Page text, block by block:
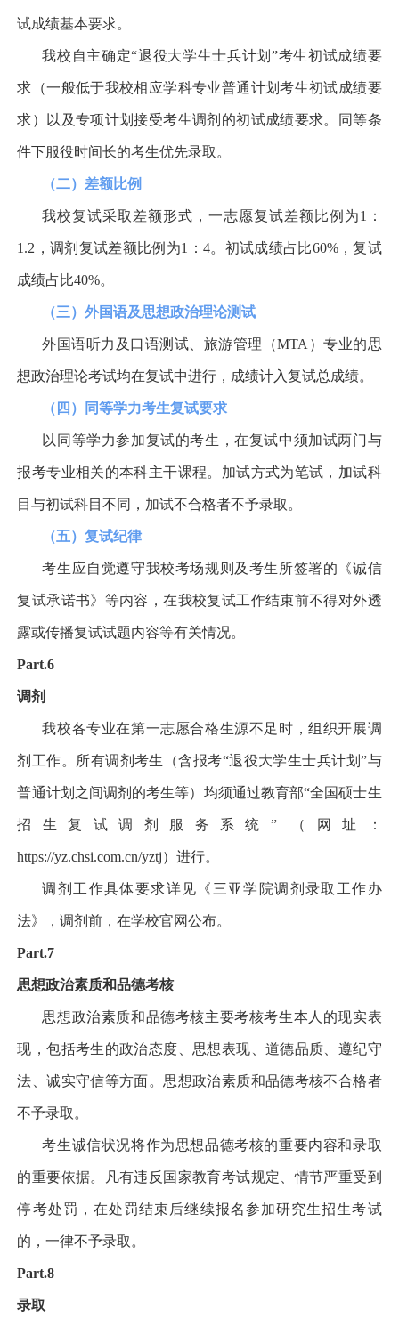
试成绩基本要求。
我校自主确定“退役大学生士兵计划 ”考生初试成绩要
求（一般低于我校相应学科专业普通计划考生初试成绩要
求）以及专项计划接受考生调剂的初试成绩要求。同等条
件下服役时间长的考生优先录取。
（二）差额比例
我校复试采取差额形式，一志愿复试差额比例为1 ：
1.2 ，调剂复试差额比例为1 ： 4。初试成绩占比60%，复试
成绩占比40%。
（三）外国语及思想政治理论测试
外国语听力及口语测试、旅游管理（MTA ）专业的思
想政治理论考试均在复试中进行，成绩计入复试总成绩。
（四）同等学力考生复试要求
以同等学力参加复试的考生，在复试中须加试两门与
报考专业相关的本科主干课程。加试方式为笔试，加试科
目与初试科目不同，加试不合格者不予录取。
（五）复试纪律
考生应自觉遵守我校考场规则及考生所签署的《诚信
复试承诺书》等内容，在我校复试工作结束前不得对外透
露或传播复试试题内容等有关情况。
Part.6
调剂
我校各专业在第一志愿合格生源不足时，组织开展调
剂工作。所有调剂考生（含报考“退役大学生士兵计划”与
普通计划之间调剂的考生等）均须通过教育部“全国硕士生
招生复试调剂服务系统 ” （网址：
https://yz.chsi.com.cn/yztj）进行。
调剂工作具体要求详见《三亚学院调剂录取工作办
法》，调剂前，在学校官网公布。
Part.7
思想政治素质和品德考核
思想政治素质和品德考核主要考核考生本人的现实表
现，包括考生的政治态度、思想表现、道德品质、遵纪守
法、诚实守信等方面。思想政治素质和品德考核不合格者
不予录取。
考生诚信状况将作为思想品德考核的重要内容和录取
的重要依据。凡有违反国家教育考试规定、情节严重受到
停考处罚，在处罚结束后继续报名参加研究生招生考试
的，一律不予录取。
Part.8
录取